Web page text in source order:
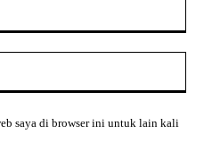
saya di browser ini untuk lain kali